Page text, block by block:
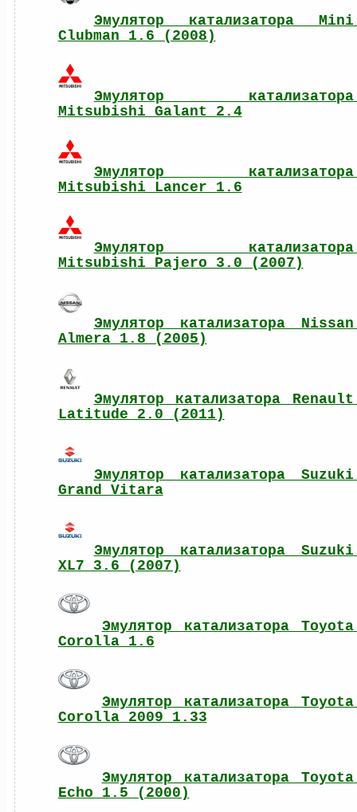
Эмулятор катализатора Mini
Clubman 1.6 (2008)
Эмулятор катализатора
Mitsubishi Galant 2.4
Эмулятор катализатора
Mitsubishi Lancer 1.6
Эмулятор катализатора
Mitsubishi Pajero 3.0 (2007)
Эмулятор катализатора Nissan
Almera 1.8 (2005)
Эмулятор катализатора Renault
Latitude 2.0 (2011)
Эмулятор катализатора Suzuki
Grand Vitara
Эмулятор катализатора Suzuki
XL7 3.6 (2007)
Эмулятор катализатора Toyota
Corolla 1.6
Эмулятор катализатора Toyota
Corolla 2009 1.33
Эмулятор катализатора Toyota
Echo 1.5 (2000)